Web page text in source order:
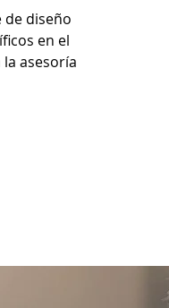
diseño
en el
asesoría